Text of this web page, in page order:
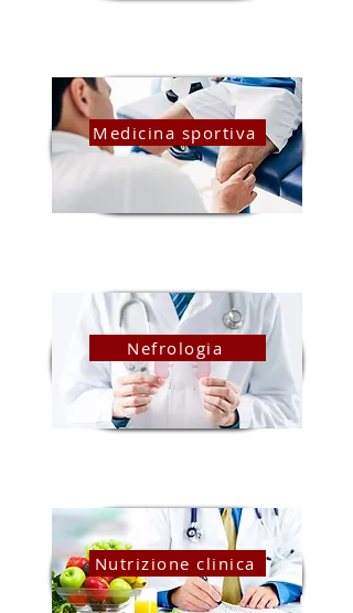
Medicina sportiva
Nefrologia
Nutrizione clinica